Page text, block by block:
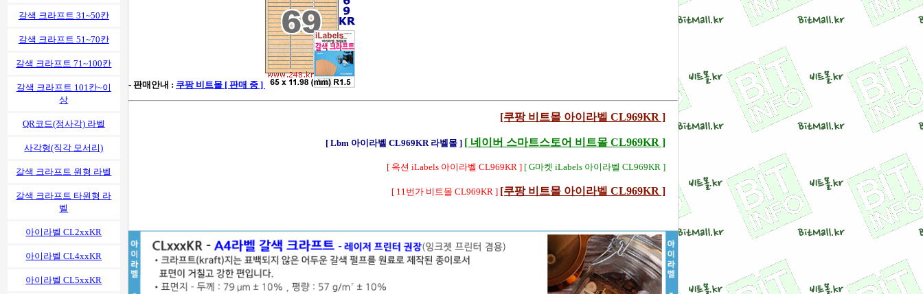
갈색 크라프트 31~50칸
갈색 크라프트 51~70칸
갈색 크라프트 71~100칸
갈색 크라프트 101칸~이
상
QR코드(정사각) 라벨
사각형(직각 모서리)
갈색 크라프트 원형 라벨
갈색 크라프트 타원형 라
벨
아이라벨 CL2xxKR
아이라벨 CL4xxKR
아이라벨 CL5xxKR
- 판매안내 : 쿠팡 비트몰 [ 판매 중 ]
[쿠팡 비트몰 아이라벨 CL969KR ]
[ Lbm 아이라벨 CL969KR 라벨몰 ] [ 네이버 스마트스토어 비트몰 CL969KR ]
[ 옥션 iLabels 아이라벨 CL969KR ] [ G마켓 iLabels 아이라벨 CL969KR ]
[ 11번가 비트몰 CL969KR ] [쿠팡 비트몰 아이라벨 CL969KR ]